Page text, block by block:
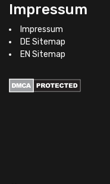
Impressum
Impressum
DE Sitemap
EN Sitemap